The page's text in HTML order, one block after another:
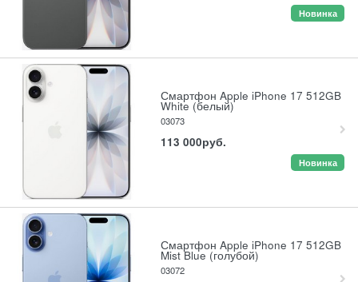
Новинка
Смартфон Apple iPhone 17 512GB
White (белый)
03073
113 000руб.
Новинка
Смартфон Apple iPhone 17 512GB
Mist Blue (голубой)
03072